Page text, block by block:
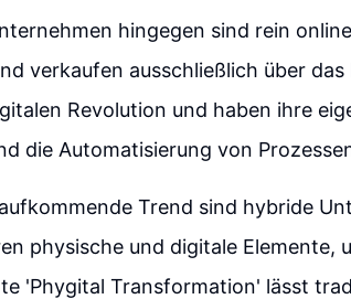
hingegen sind rein
verkaufen ausschließlich über
Revolution und haben ihre
die Automatisierung von
Trend sind hybride
physische und digitale Elemente,
'Phygital Transformation' lässt